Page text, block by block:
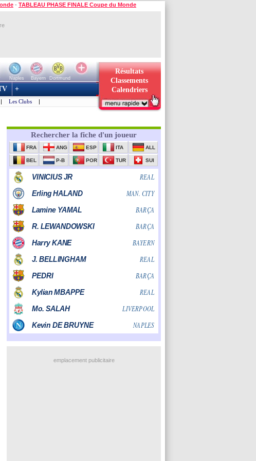
- TABLEAU PHASE FINALE Coupe du Monde
Naples Bayern
Dortmund
Résultats
Classements
Calendriers
+
| Les Clubs |
emplacement publicitaire